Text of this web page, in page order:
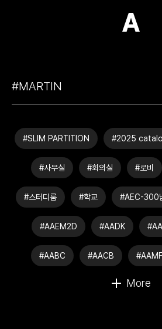
(주)아모스
#SLIM PARTITION #2025
#사무실 #회의실 #로비
#스터디룸 #학교 #AEC-300
#AAEM2D #AADK
#AABC #AACB #AAMF